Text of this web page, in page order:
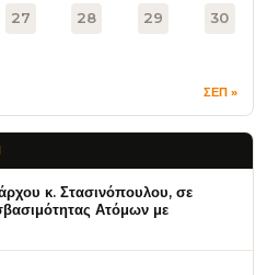
27 28 29 30
ΣΕΠ »
κ. Στασινόπουλου, σε
Ατόμων με